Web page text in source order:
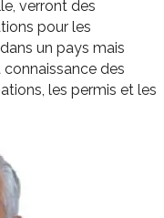
verront des
pour les
un pays mais
des
les permis et les